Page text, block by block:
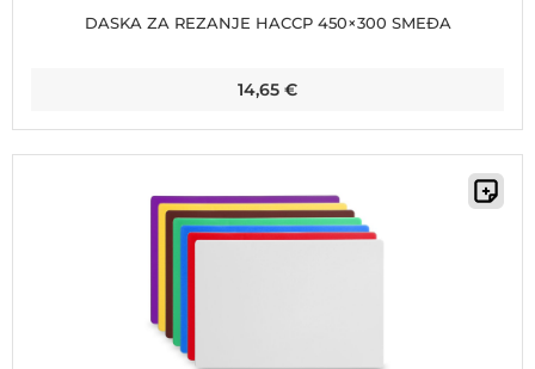
DASKA ZA REZANJE HACCP 450×300 SMEĐA
14,65 €